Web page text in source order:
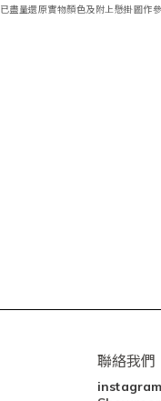
已盡量還原實物顏色及附上懸掛圖作
聯絡我們